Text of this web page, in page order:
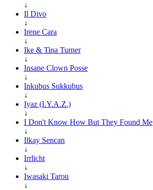
↓
Il Divo
↓
Irene Cara
↓
Ike & Tina Turner
↓
Insane Clown Posse
↓
Inkubus Sukkubus
↓
Iyaz (I.Y.A.Z.)
↓
I Don't Know How But They Found Me
↓
Ilkay Sencan
↓
Irrlicht
↓
Iwasaki Tarou
↓